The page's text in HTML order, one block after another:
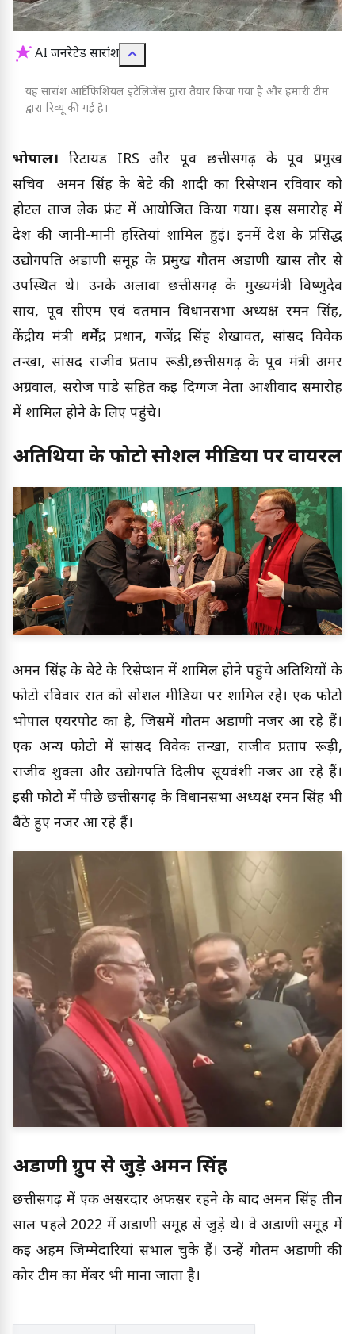
AI जनरेटेड सारांश
यह सारांश आर्टिफिशियल इंटेलिजेंस द्वारा तैयार किया गया है और हमारी टीम
द्वारा रिव्यू की गई है।
भोपाल। रिटायर्ड IRS और पूर्व छत्तीसगढ़ के पूर्व प्रमुख
सचिव अमन सिंह के बेटे की शादी का रिसेप्शन रविवार को
होटल ताज लेक फ्रंट में आयोजित किया गया। इस समारोह में
देश की जानी-मानी हस्तियां शामिल हुईं। इनमें देश के प्रसिद्ध
उद्योगपति अडाणी समूह के प्रमुख गौतम अडाणी खास तौर से
उपस्थित थे। उनके अलावा छत्तीसगढ़ के मुख्यमंत्री विष्णुदेव
साय, पूर्व सीएम एवं वर्तमान विधानसभा अध्यक्ष रमन सिंह,
केंद्रीय मंत्री धर्मेंद्र प्रधान, गजेंद्र सिंह शेखावत, सांसद विवेक
तन्खा, सांसद राजीव प्रताप रूड़ी,छत्तीसगढ़ के पूर्व मंत्री अमर
अग्रवाल, सरोज पांडे सहित कई दिग्गज नेता आशीर्वाद समारोह
में शामिल होने के लिए पहुंचे।
अतिथियों के फोटो सोशल मीडिया पर वायरल
अमन सिंह के बेटे के रिसेप्शन में शामिल होने पहुंचे अतिथियों के
फोटो रविवार रात को सोशल मीडिया पर शामिल रहे। एक फोटो
भोपाल एयरपोर्ट का है, जिसमें गौतम अडाणी नजर आ रहे हैं।
एक अन्य फोटो में सांसद विवेक तन्खा, राजीव प्रताप रूड़ी,
राजीव शुक्ला और उद्योगपति दिलीप सूर्यवंशी नजर आ रहे हैं।
इसी फोटो में पीछे छत्तीसगढ़ के विधानसभा अध्यक्ष रमन सिंह भी
बैठे हुए नजर आ रहे हैं।
अडाणी ग्रुप से जुड़े अमन सिंह
छत्तीसगढ़ में एक असरदार अफसर रहने के बाद अमन सिंह तीन
साल पहले 2022 में अडाणी समूह से जुड़े थे। वे अडाणी समूह में
कई अहम जिम्मेदारियां संभाल चुके हैं। उन्हें गौतम अडाणी की
कोर टीम का मेंबर भी माना जाता है।